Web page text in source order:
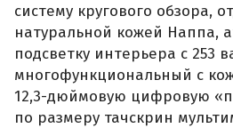
систему кругового обзора,
натуральной кожей Наппа,
подсветку интерьера с 253
многофункциональный с
12,3-дюймовую цифровую
по размеру тачскрин